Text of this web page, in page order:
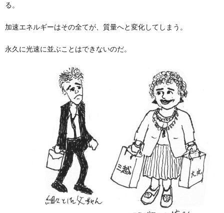
る。
加速エネルギーはその全てが、質量へと変化してしまう。
永久に光速に並ぶことはできないのだ。